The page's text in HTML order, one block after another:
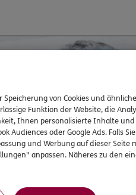
von Cookies und
Funktion der Website, die
Ihnen personalisierte Inhalte
Audiences oder Google Ads. Falls Sie
und Werbung auf dieser Seite
anpassen. Näheres zu den